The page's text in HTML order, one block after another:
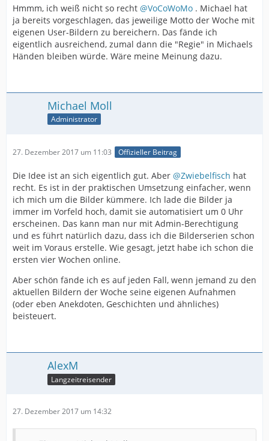
Hmmm, ich weiß nicht so recht @VoCoWoMo . Michael hat
ja bereits vorgeschlagen, das jeweilige Motto der Woche mit
eigenen User-Bildern zu bereichern. Das fände ich
eigentlich ausreichend, zumal dann die "Regie" in Michaels
Händen bleiben würde. Wäre meine Meinung dazu.
Michael Moll
Administrator
27. Dezember 2017 um 11:03 Offizieller Beitrag
Die Idee ist an sich eigentlich gut. Aber @Zwiebelfisch hat
recht. Es ist in der praktischen Umsetzung einfacher, wenn
ich mich um die Bilder kümmere. Ich lade die Bilder ja
immer im Vorfeld hoch, damit sie automatisiert um 0 Uhr
erscheinen. Das kann man nur mit Admin-Berechtigung
und es führt natürlich dazu, dass ich die Bilderserien schon
weit im Voraus erstelle. Wie gesagt, jetzt habe ich schon die
ersten vier Wochen online.
Aber schön fände ich es auf jeden Fall, wenn jemand zu den
aktuellen Bildern der Woche seine eigenen Aufnahmen
(oder eben Anekdoten, Geschichten und ähnliches)
beisteuert.
AlexM
Langzeitreisender
27. Dezember 2017 um 14:32